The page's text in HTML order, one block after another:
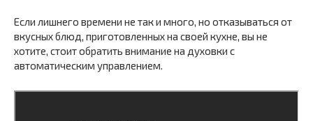
Если лишнего времени не так и много, но отказываться от
вкусных блюд, приготовленных на своей кухне, вы не
хотите, стоит обратить внимание на духовки с
автоматическим управлением.